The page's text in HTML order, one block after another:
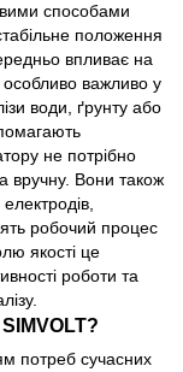
способами
положення
впливає на
особливо важливо у
води, ґрунту або
не потрібно
вручну. Вони також
робочий процес
якості це
роботи та
потреб сучасних